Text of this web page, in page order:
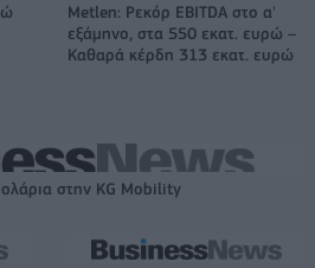
Metlen: Ρεκόρ EBITDA στο α'
εξάμηνο, στα 550 εκατ. ευρώ –
Καθαρά κέρδη 313 εκατ. ευρώ
στην KG Mobility